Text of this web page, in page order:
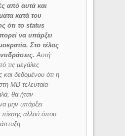
από αυτά και
κατά του
ότι το status
να υπάρξει
Στο τέλος
Αυτή
τις μεγάλες
και δεδομένου ότι η
ΜΒ τελευταία
θα ήταν
μην υπάρξει
πίεσης αλλού όπου